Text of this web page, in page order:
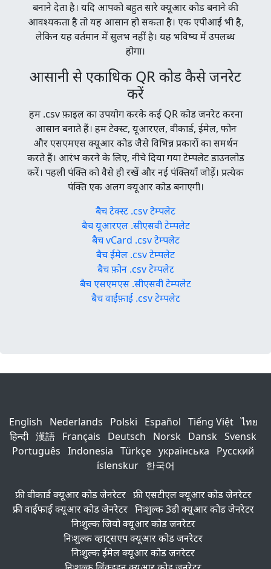
बनाने देता है। यदि आपको बहुत सारे क्यूआर कोड बनाने की
आवश्यकता है तो यह आसान हो सकता है। एक एपीआई भी है,
लेकिन यह वर्तमान में सुलभ नहीं है। यह भविष्य में उपलब्ध
होगा।
आसानी से एकाधिक QR कोड कैसे जनरेट
करें
हम .csv फ़ाइल का उपयोग करके कई QR कोड जनरेट करना
आसान बनाते हैं। हम टेक्स्ट, यूआरएल, वीकार्ड, ईमेल, फोन
और एसएमएस क्यूआर कोड जैसे विभिन्न प्रकारों का समर्थन
करते हैं। आरंभ करने के लिए, नीचे दिया गया टेम्पलेट डाउनलोड
करें। पहली पंक्ति को वैसे ही रखें और नई पंक्तियाँ जोड़ें। प्रत्येक
पंक्ति एक अलग क्यूआर कोड बनाएगी।
बैच टेक्स्ट .csv टेम्पलेट
बैच यूआरएल .सीएसवी टेम्पलेट
बैच vCard .csv टेम्पलेट
बैच ईमेल .csv टेम्पलेट
बैच फ़ोन .csv टेम्पलेट
बैच एसएमएस .सीएसवी टेम्पलेट
बैच वाईफ़ाई .csv टेम्पलेट
English Nederlands Polski Español Tiếng Việt ไทย
हिन्दी 漢語 Français Deutsch Norsk Dansk Svensk
Português Indonesia Türkçe українська
Русский
íslenskur
한국어
फ्री वीकार्ड क्यूआर कोड जेनरेटर फ्री एसटीएल क्यूआर कोड जेनरेटर
फ्री वाईफाई क्यूआर कोड जेनरेटर निःशुल्क 3डी क्यूआर कोड जेनरेटर
निःशुल्क जियो क्यूआर कोड जनरेटर
निःशुल्क व्हाट्सएप क्यूआर कोड जनरेटर
निःशुल्क ईमेल क्यूआर कोड जनरेटर